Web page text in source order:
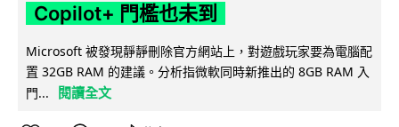
Copilot+ 門檻也未到
Microsoft 被發現靜靜刪除官方網站上，對遊戲玩家要為電腦配
置 32GB RAM 的建議。分析指微軟同時新推出的 8GB RAM 入
門...
閱讀全文